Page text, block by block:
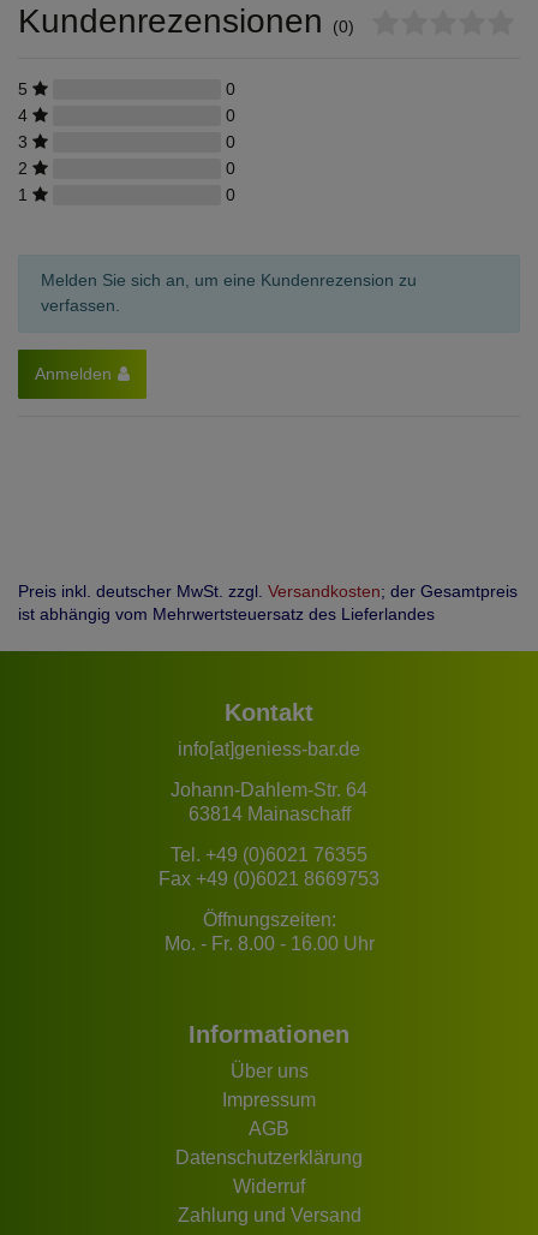
Kundenrezensionen (0)
5
0
4
0
3
0
2
0
1
0
Melden Sie sich an, um eine Kundenrezension zu
verfassen.
Anmelden
Preis inkl. deutscher MwSt. zzgl. Versandkosten; der Gesamtpreis
ist abhängig vom Mehrwertsteuersatz des Lieferlandes
Kontakt
info[at]geniess-bar.de
Johann-Dahlem-Str. 64
63814 Mainaschaff
Tel. +49 (0)6021 76355
Fax +49 (0)6021 8669753
Öffnungszeiten:
Mo. - Fr. 8.00 - 16.00 Uhr
Informationen
Über uns
Impressum
AGB
Datenschutzerklärung
Widerruf
Zahlung und Versand